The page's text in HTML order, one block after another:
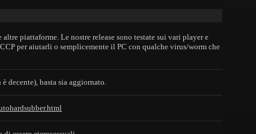
piattaforme. Le nostre release sono testate sui vari player e
per aiutarli o semplicemente il PC con qualche virus/worm che
basta sia aggiornato.